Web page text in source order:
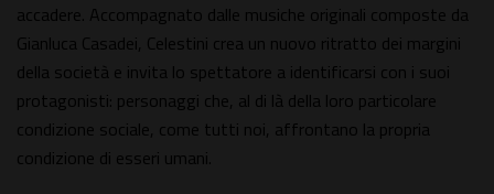
accadere. Accompagnato dalle musiche originali composte da
Gianluca Casadei, Celestini crea un nuovo ritratto dei margini
della società e invita lo spettatore a identificarsi con i suoi
protagonisti: personaggi che, al di là della loro particolare
condizione sociale, come tutti noi, affrontano la propria
condizione di esseri umani.